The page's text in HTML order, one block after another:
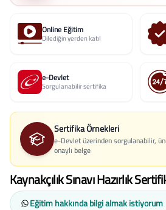
Online Eğitim
Dilediğin yerden katıl
e-Devlet
Sorgulanabilir sertifika
Sertifika Örnekleri
e-Devlet üzerinden sorgulanabilir,
onaylı belge
Kaynakçılık Sınavı Hazırlık
Eğitim hakkında bilgi almak istiyorum